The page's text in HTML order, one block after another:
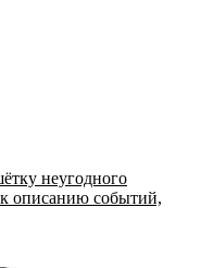
неугодного
описанию событий,